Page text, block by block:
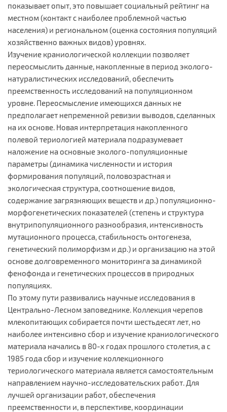
показывает опыт, это повышает социальный рейтинг на
местном (контакт с наиболее проблемной частью
населения) и региональном (оценка состояния популяций
хозяйственно важных видов) уровнях.
Изучение краниологической коллекции позволяет
переосмыслить данные, накопленные в период эколого-
натуралистических исследований, обеспечить
преемственность исследований на популяционном
уровне. Переосмысление имеющихся данных не
предполагает непременной ревизии выводов, сделанных
на их основе. Новая интерпретация накопленного
полевой териологией материала подразумевает
наложение на основные эколого-популяционные
параметры (динамика численности и история
формирования популяций, половозрастная и
экологическая структура, соотношение видов,
содержание загрязняющих веществ и др.) популяционно-
морфогенетических показателей (степень и структура
внутрипопуляционного разнообразия, интенсивность
мутационного процесса, стабильность онтогенеза,
генетический полиморфизм и др.) и организацию на этой
основе долговременного мониторинга за динамикой
фенофонда и генетических процессов в природных
популяциях.
По этому пути развивались научные исследования в
Центрально-Лесном заповеднике. Коллекция черепов
млекопитающих собирается почти шестьдесят лет, но
наиболее интенсивно сбор и изучение краниологического
материала начались в 80-х годах прошлого столетия, а с
1985 года сбор и изучение коллекционного
териологического материала является самостоятельным
направлением научно-исследовательских работ. Для
лучшей организации работ, обеспечения
преемственности и, в перспективе, координации